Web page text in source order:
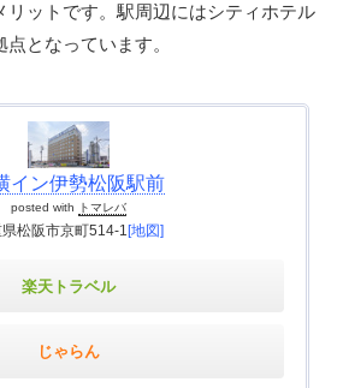
リットです。駅周辺にはシティホテル
となっています。
イン伊勢松阪駅前
posted with トマレバ
松阪市京町514-1 [地図]
楽天トラベル
じゃらん